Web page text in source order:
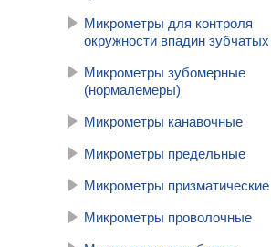
Микрометры для контроля
окружности впадин
Микрометры зубомерные
(нормалемеры)
Микрометры канавочные
Микрометры предельные
Микрометры призматические
Микрометры проволочные